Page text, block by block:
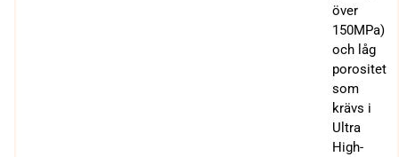
över
150MPa)
och låg
porositet
som
krävs i
Ultra
High-